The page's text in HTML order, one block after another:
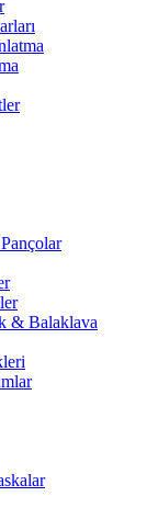
& Balaklava